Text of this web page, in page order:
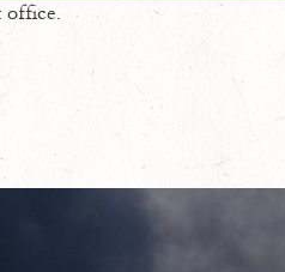
office.